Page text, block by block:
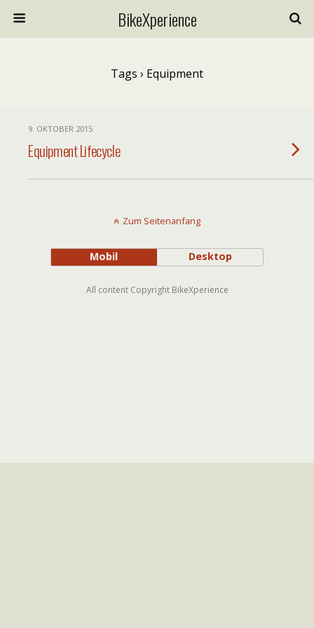
BikeXperience
Tags › Equipment
9. OKTOBER 2015
Equipment Lifecycle
Zum Seitenanfang
Mobil Desktop
All content Copyright BikeXperience